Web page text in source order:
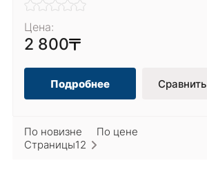
Цена:
2 800
Подробнее Сравнить
По новизне
По цене
Страницы12